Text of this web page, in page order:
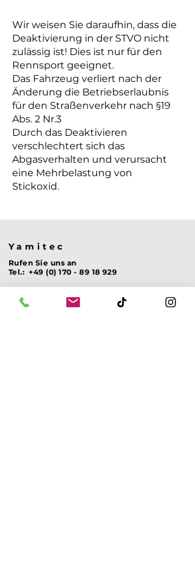
Wir weisen Sie daraufhin, dass die
Deaktivierung in der STVO nicht
zulässig ist! Dies ist nur für den
Rennsport geeignet.
Das Fahrzeug verliert nach der
Änderung die Betriebserlaubnis
für den Straßenverkehr nach §19
Abs. 2 Nr.3
Durch das Deaktivieren
verschlechtert sich das
Abgasverhalten und verursacht
eine Mehrbelastung von
Stickoxid.
Yamitec
Rufen Sie uns an
Tel.:+49 (0) 170 - 89 18 929
E-Mail:
info@yamitec.de
Am Weilbach 1